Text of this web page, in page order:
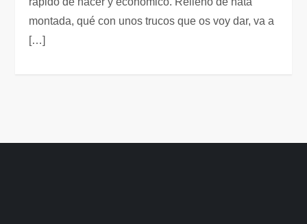
montada, qué con unos trucos que os voy dar, va a
[…]